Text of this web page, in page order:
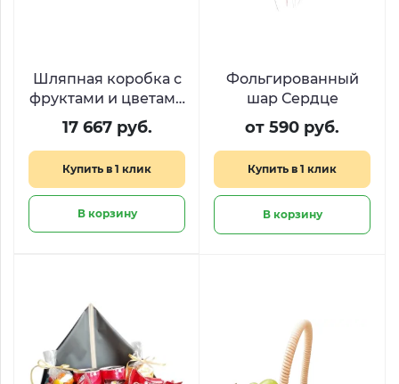
Шляпная коробка с
фруктами и цветами
«Рубиновый сад»
17 667 руб.
Купить в 1 клик
В корзину
Фольгированный
шар Сердце
от 590 руб.
Купить в 1 клик
В корзину